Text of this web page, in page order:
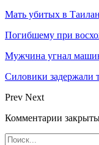
Мать убитых в
Погибшему при
Мужчина угнал
Силовики задержали
Prev Next
Комментарии